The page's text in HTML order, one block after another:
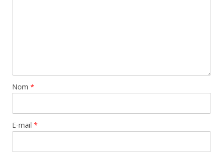
Nom *
E-mail *